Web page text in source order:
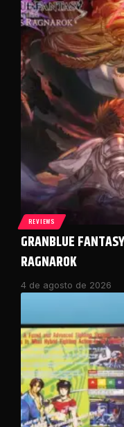
REVIEWS
GRANBLUE
RAGNAROK
4 de agosto de 2026